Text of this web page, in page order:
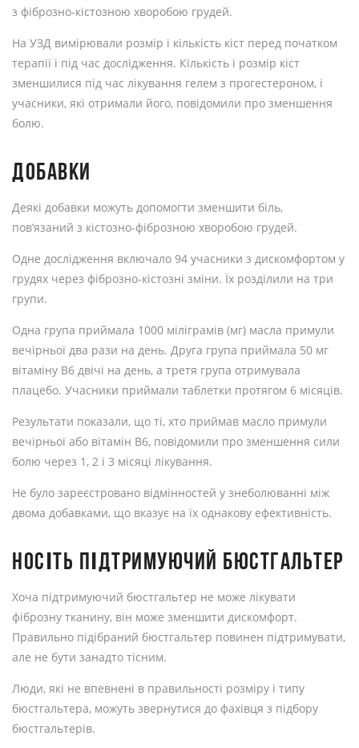
з фіброзно-кістозною хворобою грудей.
На УЗД вимірювали розмір і кількість кіст перед початком
терапії і під час дослідження. Кількість і розмір кіст
зменшилися під час лікування гелем з прогестероном, і
учасники, які отримали його, повідомили про зменшення
болю.
ДОБАВКИ
Деякі добавки можуть допомогти зменшити біль,
пов’язаний з кістозно-фіброзною хворобою грудей.
Одне дослідження включало 94 учасники з дискомфортом у
грудях через фіброзно-кістозні зміни. Їх розділили на три
групи.
Одна група приймала 1000 міліграмів (мг) масла примули
вечірньої два рази на день. Друга група приймала 50 мг
вітаміну B6 двічі на день, а третя група отримувала
плацебо. Учасники приймали таблетки протягом 6 місяців.
Результати показали, що ті, хто приймав масло примули
вечірньої або вітамін B6, повідомили про зменшення сили
болю через 1, 2 і 3 місяці лікування.
Не було зареєстровано відмінностей у знеболюванні між
двома добавками, що вказує на їх однакову ефективність.
НОСІТЬ ПІДТРИМУЮЧИЙ БЮСТГАЛЬТЕР
Хоча підтримуючий бюстгальтер не може лікувати
фіброзну тканину, він може зменшити дискомфорт.
Правильно підібраний бюстгальтер повинен підтримувати,
але не бути занадто тісним.
Люди, які не впевнені в правильності розміру і типу
бюстгальтера, можуть звернутися до фахівця з підбору
бюстгальтерів.